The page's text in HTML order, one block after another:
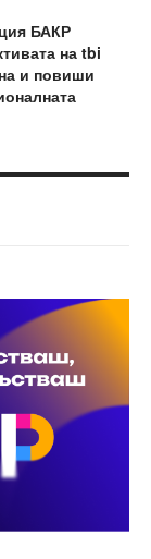
БАКР
на tbi
и повиши